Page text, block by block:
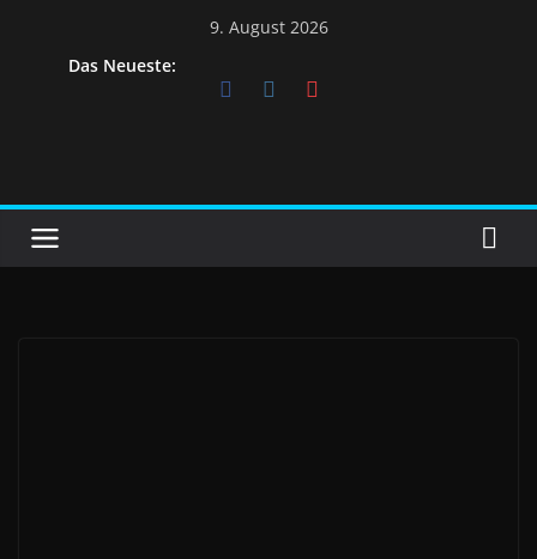
9. August 2026
Das Neueste: